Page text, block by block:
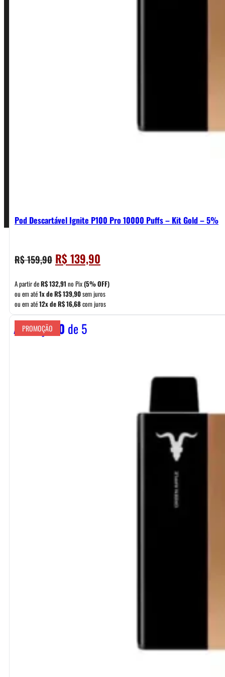
Pod Descartável Ignite P100 Pro 10000 Puffs – Kit Gold – 5%
R$159,90 O
preço
original
era:
R$ 159,90.
R$139,90
preço
atual
é:
R$ 139,90.
A partir deR$132,91 no Pix(5% OFF)
ou em até1x deR$139,90sem juros
ou em até12x deR$16,68com juros
Avaliação 0 de 5
PROMOÇÃO